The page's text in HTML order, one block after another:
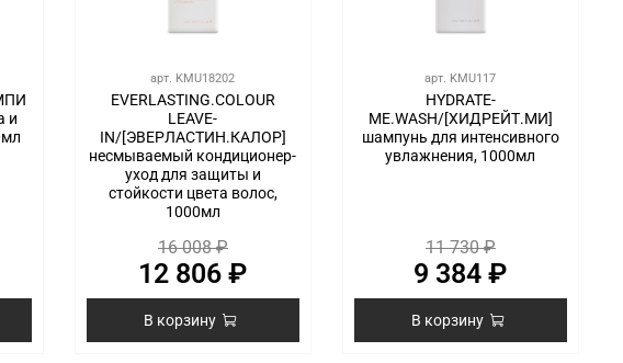
и
арт. KMU18202
EVERLASTING.COLOUR
LEAVE-
IN/[ЭВЕРЛАСТИН.КАЛОР]
несмываемый кондиционер-
уход для защиты и
стойкости цвета волос,
1000мл
16 008 ₽
12 806 ₽
В корзину
арт. KMU117
HYDRATE-
ME.WASH/[ХИДРЕЙТ.МИ]
шампунь для интенсивного
увлажнения, 1000мл
11 730 ₽
9 384 ₽
В корзину